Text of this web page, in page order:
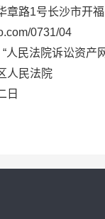
章路1号长沙市开
0731/04
“人民法院诉讼资产
人民法院
日